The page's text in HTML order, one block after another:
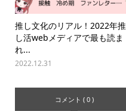
推し文化のリアル！2022年推
し活webメディアで最も読ま
れ...
2022.12.31
コメント ( 0 )